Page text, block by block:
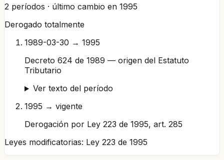
2 períodos · último cambio en 1995
Derogado totalmente
1989-03-30 → 1995
Decreto 624 de 1989 — origen del Estatuto
Tributario
Ver texto del período
1995 → vigente
Derogación por Ley 223 de 1995, art. 285
Leyes modificatorias: Ley 223 de 1995